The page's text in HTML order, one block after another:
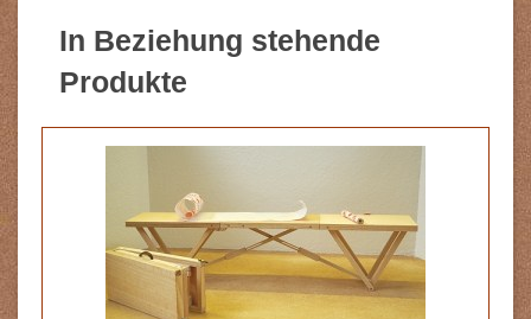
In Beziehung stehende
Produkte